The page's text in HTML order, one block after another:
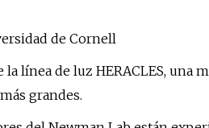
de Cornell
línea de luz HERACLES, una
grandes.